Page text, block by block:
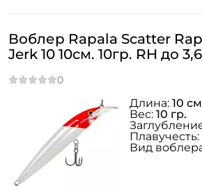
Воблер Rapala Scatter
Jerk 10 10см. 10гр. RH до
Длина: 10
Вес: 10 гр.
Плавучесть:
Вид
Повторите пароль: *
Заполняя данную форму вы
персональных данных
Создать
У меня уже есть